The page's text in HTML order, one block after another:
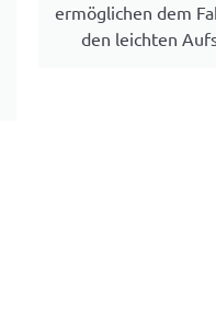
ermöglichen dem
den leichten